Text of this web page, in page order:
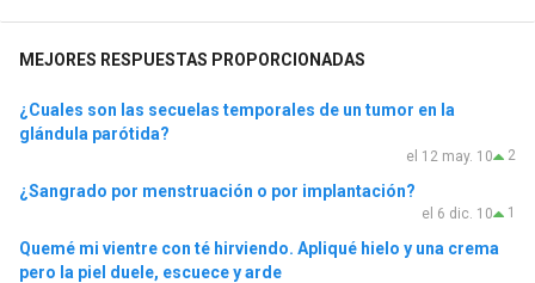
MEJORES RESPUESTAS PROPORCIONADAS
¿Cuales son las secuelas temporales de un tumor en la
glándula parótida?
2
el 12 may. 10
¿Sangrado por menstruación o por implantación?
1
el 6 dic. 10
Quemé mi vientre con té hirviendo. Apliqué hielo y una crema
pero la piel duele, escuece y arde